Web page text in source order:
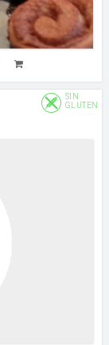
SIN
GLUTEN